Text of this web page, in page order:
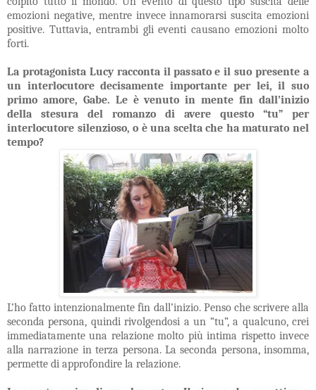
emozioni negative, mentre invece innamorarsi suscita emozioni
positive. Tuttavia, entrambi gli eventi causano emozioni molto
forti.
La protagonista Lucy racconta il passato e il suo presente a
un interlocutore decisamente importante per lei, il suo
primo amore, Gabe. Le è venuto in mente fin dall’inizio
della stesura del romanzo di avere questo “tu” per
interlocutore silenzioso, o è una scelta che ha maturato nel
tempo?
L’ho fatto intenzionalmente fin dall’inizio. Penso che scrivere alla
seconda persona, quindi rivolgendosi a un “tu”, a qualcuno, crei
immediatamente una relazione molto più intima rispetto invece
alla narrazione in terza persona. La seconda persona, insomma,
permette di approfondire la relazione.